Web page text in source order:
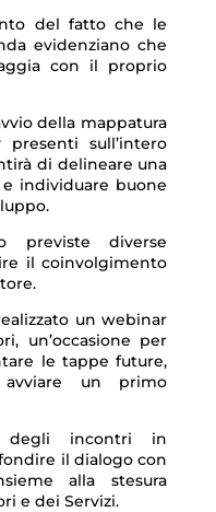
del fatto che le
evidenziano che
con il proprio
della mappatura
sull’intero
di delineare una
individuare buone
previste diverse
il coinvolgimento
un webinar
un’occasione per
le tappe future,
un primo
degli incontri in
il dialogo con
alla stesura
e dei Servizi.